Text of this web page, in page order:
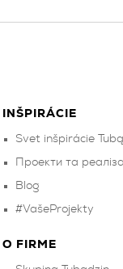
INŠPIRÁCIE
Svet inšpirácie
Проекти та
Blog
#VašeProjekty
O FIRME